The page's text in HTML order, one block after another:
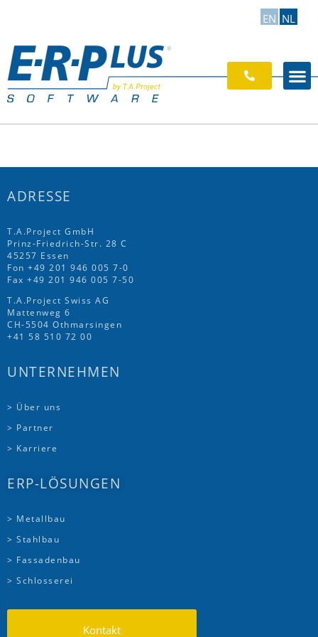
EN NL
ADRESSE
T.A.Project GmbH
Prinz-Friedrich-Str. 28 C
45257 Essen
Fon +49 201 946 005 7-0
Fax +49 201 946 005 7-50
T.A.Project Swiss AG
Mattenweg 6
CH-5504 Othmarsingen
+41 58 510 72 00
UNTERNEHMEN
> Über uns
> Partner
> Karriere
ERP-LÖSUNGEN
> Metallbau
> Stahlbau
> Fassadenbau
> Schlosserei
Kontakt